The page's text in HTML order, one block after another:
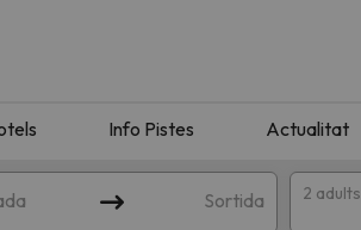
Info Pistes Actualitat
Sortida 2 adults